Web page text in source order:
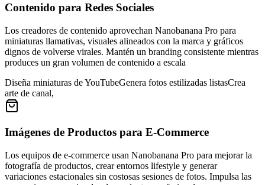
Contenido para Redes Sociales
Los creadores de contenido aprovechan Nanobanana Pro para
miniaturas llamativas, visuales alineados con la marca y gráficos
dignos de volverse virales. Mantén un branding consistente mientras
produces un gran volumen de contenido a escala
Diseña miniaturas de YouTubeGenera fotos estilizadas listasCrea
arte de canal,
Imágenes de Productos para E-Commerce
Los equipos de e-commerce usan Nanobanana Pro para mejorar la
fotografía de productos, crear entornos lifestyle y generar
variaciones estacionales sin costosas sesiones de fotos. Impulsa las